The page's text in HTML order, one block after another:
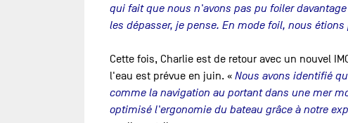
qui fait que nous n'avons pas pu foiler
les dépasser, je pense. En mode foil, nous
Cette fois, Charlie est de retour avec un nouvel
l'eau est prévue en juin. « Nous avons identifié
comme la navigation au portant dans une mer
optimisé l'ergonomie du bateau grâce à notre